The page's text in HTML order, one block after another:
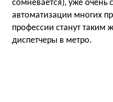
сомневается), уже очень
автоматизации многих
профессии станут таким
диспетчеры в метро.